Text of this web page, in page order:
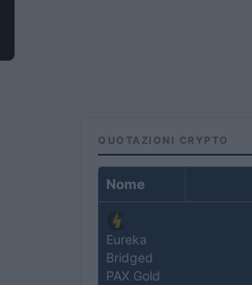
QUOTAZIONI CRYPTO
Nome
Eureka
Bridged
PAX Gold